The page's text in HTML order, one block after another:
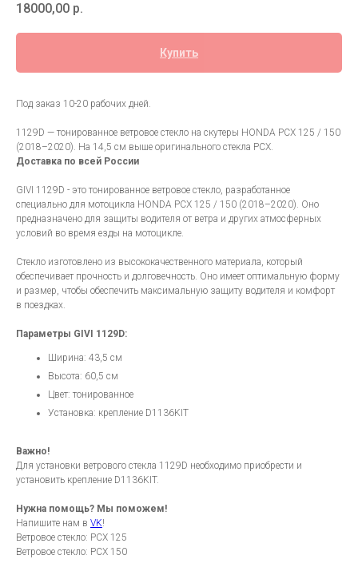
18000,00 р.
Купить
Под заказ 10-20 рабочих дней.
1129D — тонированное ветровое стекло на скутеры HONDA PCX 125 / 150
(2018–2020). На 14,5 см выше оригинального стекла PCX.
Доставка по всей России
GIVI 1129D - это тонированное ветровое стекло, разработанное
специально для мотоцикла HONDA PCX 125 / 150 (2018–2020). Оно
предназначено для защиты водителя от ветра и других атмосферных
условий во время езды на мотоцикле.
Стекло изготовлено из высококачественного материала, который
обеспечивает прочность и долговечность. Оно имеет оптимальную форму
и размер, чтобы обеспечить максимальную защиту водителя и комфорт
в поездках.
Параметры GIVI 1129D:
Ширина: 43,5 см
Высота: 60,5 см
Цвет: тонированное
Установка: крепление D1136KIT
Важно!
Для установки ветрового стекла 1129D необходимо приобрести и
установить крепление D1136KIT.
Нужна помощь? Мы поможем!
Напишите нам в VK!
Ветровое стекло: PCX 125
Ветровое стекло: PCX 150